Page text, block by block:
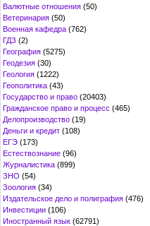
Валютные отношения (50)
Ветеринария (50)
Военная кафедра (762)
ГДЗ (2)
География (5275)
Геодезия (30)
Геология (1222)
Геополитика (43)
Государство и право (20403)
Гражданское право и процесс (465)
Делопроизводство (19)
Деньги и кредит (108)
ЕГЭ (173)
Естествознание (96)
Журналистика (899)
ЗНО (54)
Зоология (34)
Издательское дело и полиграфия (476)
Инвестиции (106)
Иностранный язык (62791)